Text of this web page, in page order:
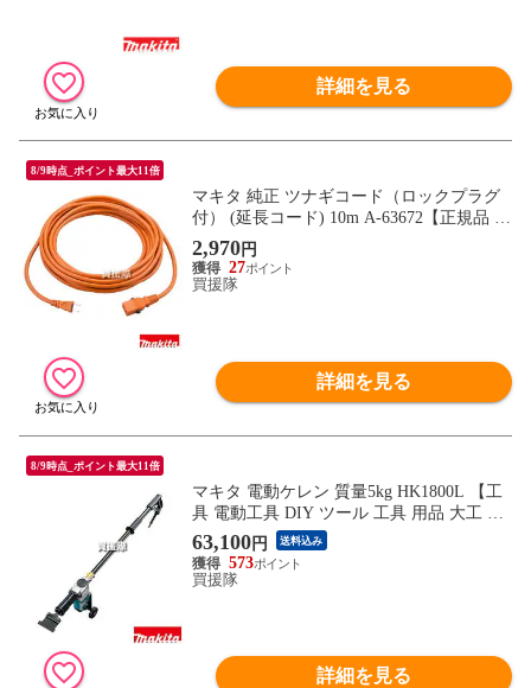
詳細を見る
8/9時点_ポイント最大11倍
マキタ 純正 ツナギコード（ロックプラグ
付） (延長コード) 10m A-63672【正規品 日
本仕様 園芸用品 電動芝刈機 ツナギコード
延長コード 10m マキタ バリカン ヘッジト
リマー 芝刈り機 オプション 新品 makita 】
2,970円
27
買援隊
詳細を見る
8/9時点_ポイント最大11倍
マキタ 電動ケレン 質量5kg HK1800L 【工
具 電動工具 DIY ツール 工具 用品 大工 日
曜大工 セメント コンクリート モルタル 汚
れを取り 砕く 粉砕 makita 正規品 日本仕様
マキタ正規取扱店】【おしゃれ おすすめ】
63,100円 送料込み
573
買援隊
詳細を見る